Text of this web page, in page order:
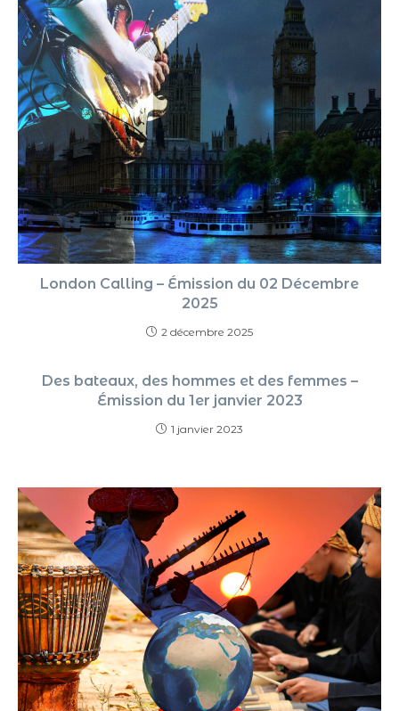
London Calling – Émission du 02 Décembre
2025
2 décembre 2025
Des bateaux, des hommes et des femmes –
Émission du 1er janvier 2023
1 janvier 2023